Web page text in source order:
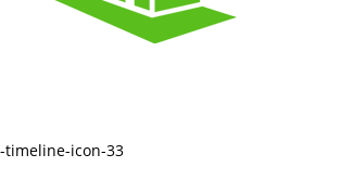
timeline-icon-33